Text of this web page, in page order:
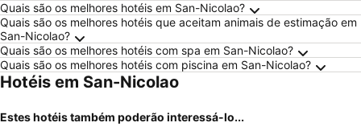
Quais são os melhores hotéis em San-Nicolao?
Quais são os melhores hotéis que aceitam animais de estimação em
San-Nicolao?
Quais são os melhores hotéis com spa em San-Nicolao?
Quais são os melhores hotéis com piscina em San-Nicolao?
Hotéis em San-Nicolao
Estes hotéis também poderão interessá-lo...